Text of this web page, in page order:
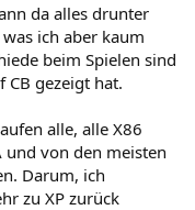
da alles drunter
ich aber kaum
beim Spielen sind
CB gezeigt hat.
alle, alle X86
von den meisten
Darum, ich
zu XP zurück